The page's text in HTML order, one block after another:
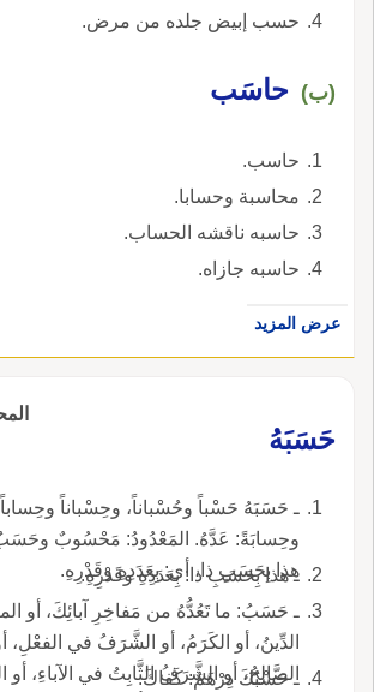
حسب إبيض جلده من مرض.
(ب) حاسَب
حاسب.
محاسبة وحسابا.
حاسبه ناقشه الحساب.
حاسبه جازاه.
عرض المزيد
حَسَبَهُ
ـ حَسَبَهُ حَسْباً وحُسْباناً، وحِسْباناً
وحِسابَةً: عَدَّهُ. المَعْدُودُ: مَحْسُوبٌ
هذا بِحَسَبِ ذا، أي: بِعَدَدِهِ وقَدْرِهِ.
ـ هذا بِحَسَبِ ذا: بِعَدَدِهِ وقَدْرِهِ.
ـ حَسَبُ: ما تَعُدُّهُ من مَفاخِرِ آبائِكَ، أو
الدِّينُ، أو الكَرَمُ، أو الشَّرَفُ في الفعْلِ،
الصَّالِحُ، أو الشَّرَفُ الثَّابِتُ في الآباءِ، أو
ـ حَسْبُكَ دِرْهَمٌ: كَفاكَ.